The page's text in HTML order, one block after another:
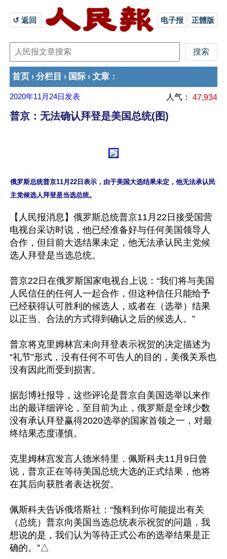
↺ 返回 电子报 正體版
首页 › 分栏目 › 国际 › 文章 ：
2020年11月24日 发表 人气： 47,934
普京：无法确认拜登是美国总统(图)
俄罗斯总统普京11月22日表示，由于美国大选结果未定，他无法承认民
【人民报消息】俄罗斯总统普京11月22日接受国营
电视台采访时说，他已经准备好与任何美国领导人
合作，但目前大选结果未定，他无法承认民主党候
选人拜登是当选总统。
普京22日在俄罗斯国家电视台上说：“我们将与美国
人民信任的任何人一起合作，但这种信任只能给予
已经获得认可胜利的候选人，或者在（选举）结果
以正当、合法的方式得到确认之后的候选人。”
普京将克里姆林宫未向拜登表示祝贺的决定描述为
“礼节”形式，没有任何不可告人的目的，美俄关系也
没有因此而受到损害。
据彭博社报导，这些评论是普京自美国选举以来作
出的最详细评论，至目前为止，俄罗斯是全球少数
没有承认拜登赢得2020选举的国家首领之一，对最
终结果态度谨慎。
克里姆林宫发言人德米特里．佩斯科夫11月9日曾
说，普京正在等待美国总统大选的正式结果，他将
在其后向获胜者表达祝贺。
佩斯科夫告诉俄塔斯社：“预料到你可能提出有关
（总统）普京向美国当选总统表示祝贺的问题，我
想说的是，我们认为等待正式公布的选举结果是正